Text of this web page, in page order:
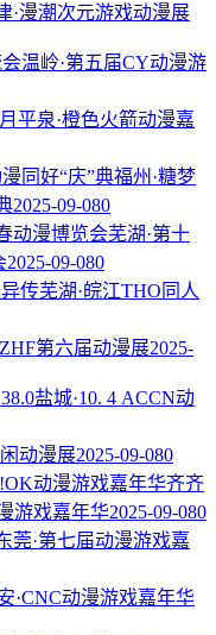
·漫潮次元游戏动漫展
温岭·第五届CY动漫游
平泉·橙色火箭动漫嘉
福州·糖梦
2025-09-080
芜湖·第十
2025-09-080
芜湖·皖江THO同人
第六届动漫展2025-
盐城·10. 4 ACCN动
动漫展2025-09-080
齐齐
游戏嘉年华2025-09-080
莞·第七届动漫游戏嘉
·CNC动漫游戏嘉年华